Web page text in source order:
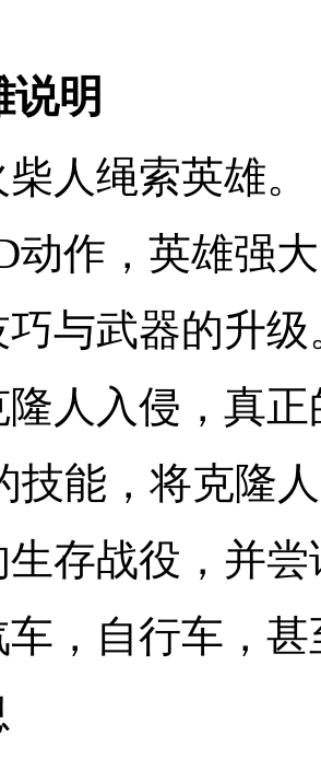
说明
人绳索英雄。
动作，英雄强
与武器的升级
人入侵，真
技能，将克隆
存战役，并
，自行车，